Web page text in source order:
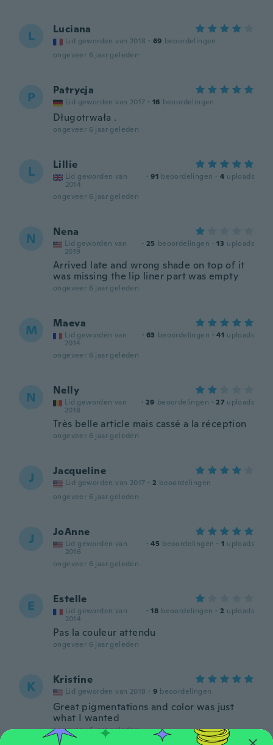
L Luciana
Lid geworden van 2018 · 69 beoordelingen
ongeveer 6 jaar geleden
P Patrycja
Lid geworden van 2017 · 16 beoordelingen
Długotrwała .
ongeveer 6 jaar geleden
L Lillie
Lid geworden van
2014
· 91 beoordelingen · 4 uploads
ongeveer 6 jaar geleden
N Nena
Lid geworden van
2019
· 25 beoordelingen · 13 uploads
Arrived late and wrong shade on top of it
was missing the lip liner part was empty
ongeveer 6 jaar geleden
M Maeva
Lid geworden van
2014
· 63 beoordelingen · 41 uploads
ongeveer 6 jaar geleden
N Nelly
Lid geworden van
2018
· 29 beoordelingen · 27 uploads
Très belle article mais cassé a la réception
ongeveer 6 jaar geleden
J Jacqueline
Lid geworden van 2017 · 2 beoordelingen
ongeveer 6 jaar geleden
J JoAnne
Lid geworden van
2016
· 45 beoordelingen · 1 uploads
ongeveer 6 jaar geleden
E Estelle
Lid geworden van
2014
· 18 beoordelingen · 2 uploads
Pas la couleur attendu
ongeveer 6 jaar geleden
K Kristine
Lid geworden van 2018 · 9 beoordelingen
Great pigmentations and color was just
what I wanted
ongeveer 6 jaar geleden